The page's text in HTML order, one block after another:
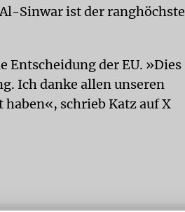
Sinwar ist der ranghöchste
Entscheidung der EU. »Dies
Ich danke allen unseren
schrieb Katz auf X